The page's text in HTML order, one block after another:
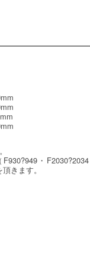
・F2030?2034
きます。